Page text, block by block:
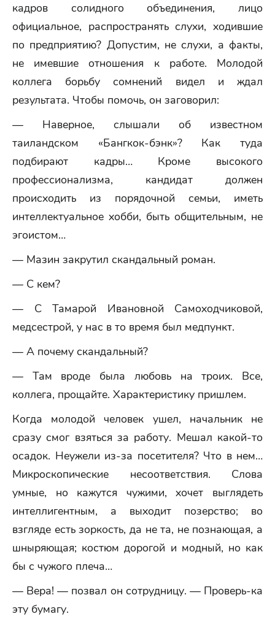
кадров солидного объединения, лицо
официальное, распространять слухи, ходившие
по предприятию? Допустим, не слухи, а факты,
не имевшие отношения к работе. Молодой
коллега борьбу сомнений видел и ждал
результата. Чтобы помочь, он заговорил:
— Наверное, слышали об известном
таиландском «Бангкок-бэнк»? Как туда
подбирают кадры… Кроме высокого
профессионализма, кандидат должен
происходить из порядочной семьи, иметь
интеллектуальное хобби, быть общительным, не
эгоистом…
— Мазин закрутил скандальный роман.
— С кем?
— С Тамарой Ивановной Самоходчиковой,
медсестрой, у нас в то время был медпункт.
— А почему скандальный?
— Там вроде была любовь на троих. Все,
коллега, прощайте. Характеристику пришлем.
Когда молодой человек ушел, начальник не
сразу смог взяться за работу. Мешал какой-то
осадок. Неужели из-за посетителя? Что в нем…
Микроскопические несоответствия. Слова
умные, но кажутся чужими, хочет выглядеть
интеллигентным, а выходит позерство; во
взгляде есть зоркость, да не та, не познающая, а
шныряющая; костюм дорогой и модный, но как
бы с чужого плеча…
— Вера! — позвал он сотрудницу. — Проверь-ка
эту бумагу.